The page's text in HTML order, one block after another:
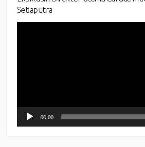
Setiaputra
00:00